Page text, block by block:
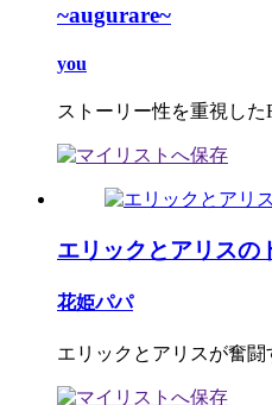
~augurare~
you
ストーリー性を重視した
エリックとアリスの
花姫パパ
エリックとアリスが奮